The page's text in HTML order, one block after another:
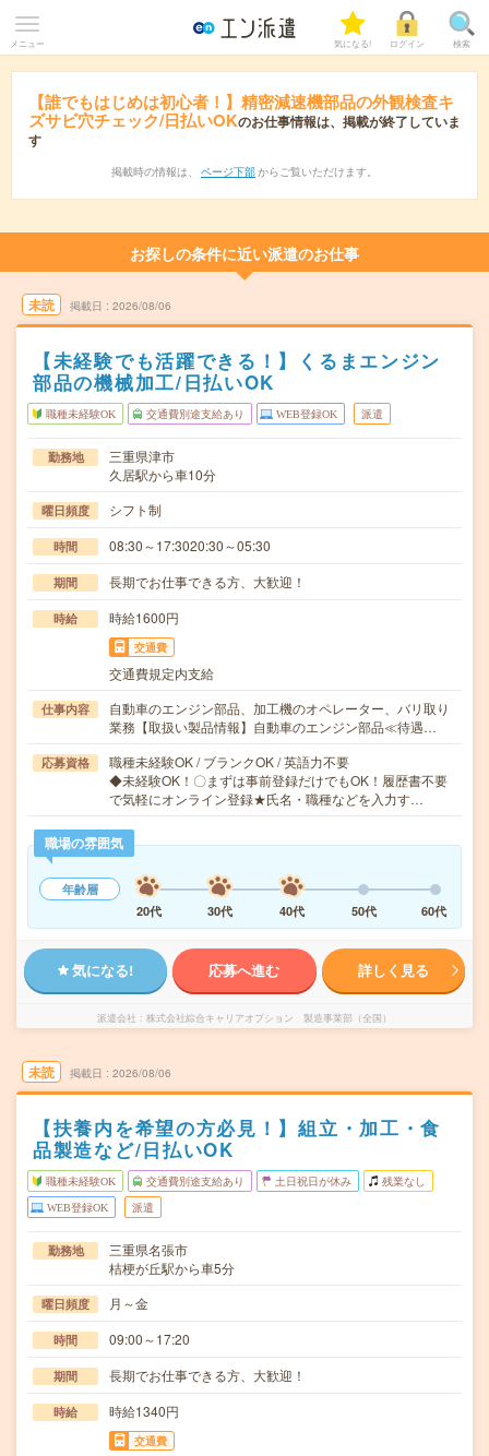
メニュー 気になる! ログイン 検索
【誰でもはじめは初心者！】精密減速機部品の外観検査キ
ズサビ穴チェック/日払いOKのお仕事情報は、掲載が終了していま
す
掲載時の情報は、 ページ下部 からご覧いただけます。
お探しの条件に近い派遣のお仕事
未読 掲載日 2026/08/06
【未経験でも活躍できる！】くるまエンジン
部品の機械加工/日払いOK
職種未経験OK 交通費別途支給あり WEB登録OK 派遣
勤務地
三重県津市
久居駅から車10分
曜日頻度 シフト制
時間 08:30～17:3020:30～05:30
期間 長期でお仕事できる方、大歓迎！
時給 時給1600円
交通費
交通費規定内支給
仕事内容
自動車のエンジン部品、加工機のオペレーター、バリ取り
業務【取扱い製品情報】自動車のエンジン部品≪待遇…
応募資格
職種未経験OK / ブランクOK / 英語力不要
◆未経験OK！〇まずは事前登録だけでもOK！履歴書不要
で気軽にオンライン登録★氏名・職種などを入力す…
職場の雰囲気
年齢層
20代
30代 40代 50代 60代
気になる! 応募へ進む 詳しく見る
派遣会社 株式会社綜合キャリアオプション 製造事業部（全国）
未読 掲載日 2026/08/06
【扶養内を希望の方必見！】組立・加工・食
品製造など/日払いOK
職種未経験OK 交通費別途支給あり 土日祝日が休み 残業なし
WEB登録OK 派遣
勤務地
三重県名張市
桔梗が丘駅から車5分
曜日頻度 月～金
時間 09:00～17:20
期間 長期でお仕事できる方、大歓迎！
時給 時給1340円
交通費